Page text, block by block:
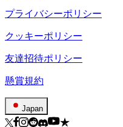
プライバシーポリシー
クッキーポリシー
友達招待ポリシー
懸賞規約
Japan